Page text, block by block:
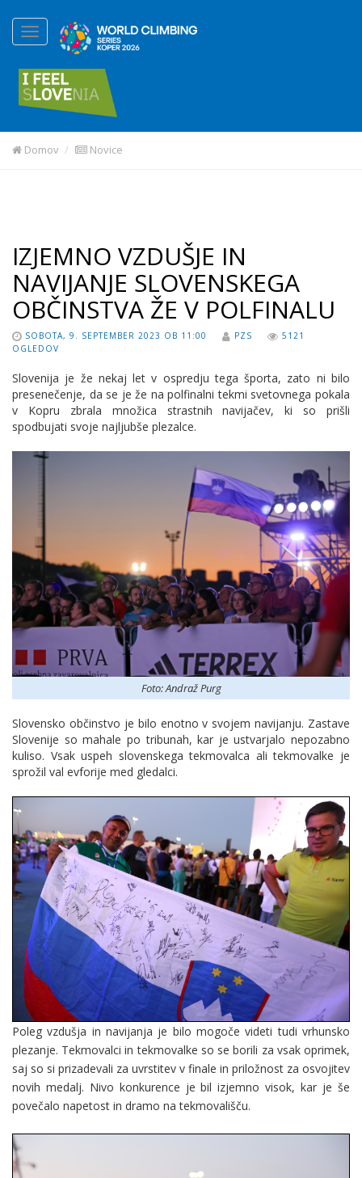
Domov Novice
IZJEMNO VZDUŠJE IN
NAVIJANJE SLOVENSKEGA
OBČINSTVA ŽE V POLFINALU
SOBOTA, 9. SEPTEMBER 2023 OB 11:00 PZS
5121
OGLEDOV
Slovenija je že nekaj let v ospredju tega športa, zato ni bilo
presenečenje, da se je že na polfinalni tekmi svetovnega pokala
v Kopru zbrala množica strastnih navijačev, ki so prišli
spodbujati svoje najljubše plezalce.
Foto: Andraž Purg
Slovensko občinstvo je bilo enotno v svojem navijanju. Zastave
Slovenije so mahale po tribunah, kar je ustvarjalo nepozabno
kuliso. Vsak uspeh slovenskega tekmovalca ali tekmovalke je
sprožil val evforije med gledalci.
Poleg vzdušja in navijanja je bilo mogoče videti tudi vrhunsko
plezanje. Tekmovalci in tekmovalke so se borili za vsak oprimek,
saj so si prizadevali za uvrstitev v finale in priložnost za osvojitev
novih medalj. Nivo konkurence je bil izjemno visok, kar je še
povečalo napetost in dramo na tekmovališču.